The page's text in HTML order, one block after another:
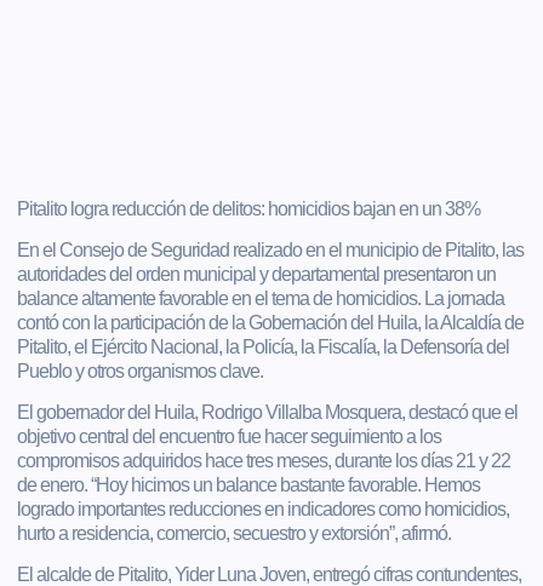
Pitalito logra reducción de delitos: homicidios bajan en un 38%
En el Consejo de Seguridad realizado en el municipio de Pitalito, las
autoridades del orden municipal y departamental presentaron un
balance altamente favorable en el tema de homicidios. La jornada
contó con la participación de la Gobernación del Huila, la Alcaldía de
Pitalito, el Ejército Nacional, la Policía, la Fiscalía, la Defensoría del
Pueblo y otros organismos clave.
El gobernador del Huila, Rodrigo Villalba Mosquera, destacó que el
objetivo central del encuentro fue hacer seguimiento a los
compromisos adquiridos hace tres meses, durante los días 21 y 22
de enero. “Hoy hicimos un balance bastante favorable. Hemos
logrado importantes reducciones en indicadores como homicidios,
hurto a residencia, comercio, secuestro y extorsión”, afirmó.
El alcalde de Pitalito, Yider Luna Joven, entregó cifras contundentes,